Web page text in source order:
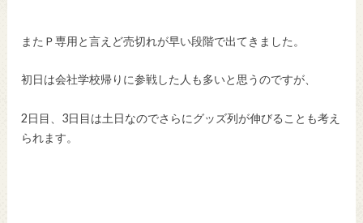
またＰ専用と言えど売切れが早い段階で出てきました。
初日は会社学校帰りに参戦した人も多いと思うのですが、
2日目、3日目は土日なのでさらにグッズ列が伸びることも考え
られます。